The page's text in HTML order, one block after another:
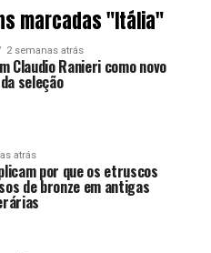
marcadas "Itália"
2 semanas atrás
Claudio Ranieri como novo
seleção
atrás
por que os etruscos
de bronze em antigas